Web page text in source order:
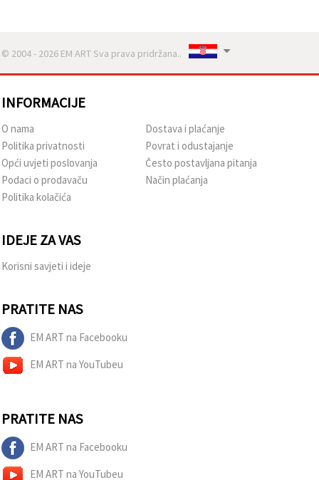
© 2004 - 2026 EM ART Sva prava pridržana..
INFORMACIJE
O nama
Politika privatnosti
Opći uvjeti poslovanja
Podaci o prodavaču
Politika kolačića
Dostava i plaćanje
Povrat i odustajanje
Često postavljana pitanja
Način plaćanja
IDEJE ZA VAS
Korisni savjeti i ideje
PRATITE NAS
EM ART na Facebooku
EM ART na YouTubeu
PRATITE NAS
EM ART na Facebooku
EM ART na YouTubeu